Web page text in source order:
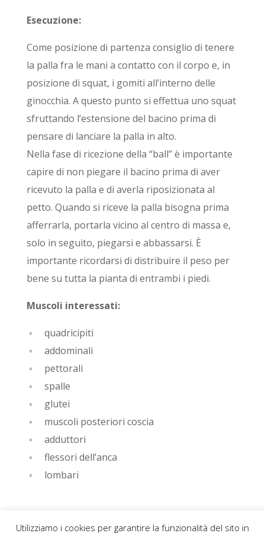
Esecuzione:
Come posizione di partenza consiglio di tenere
la palla fra le mani a contatto con il corpo e, in
posizione di squat, i gomiti all’interno delle
ginocchia. A questo punto si effettua uno squat
sfruttando l’estensione del bacino prima di
pensare di lanciare la palla in alto.
Nella fase di ricezione della “ball” è importante
capire di non piegare il bacino prima di aver
ricevuto la palla e di averla riposizionata al
petto. Quando si riceve la palla bisogna prima
afferrarla, portarla vicino al centro di massa e,
solo in seguito, piegarsi e abbassarsi. È
importante ricordarsi di distribuire il peso per
bene su tutta la pianta di entrambi i piedi.
Muscoli interessati:
◦ quadricipiti
◦ addominali
◦ pettorali
◦ spalle
◦ glutei
◦ muscoli posteriori coscia
◦ adduttori
◦ flessori dell’anca
◦ lombari
Utilizziamo i cookies per garantire la funzionalità del sito in